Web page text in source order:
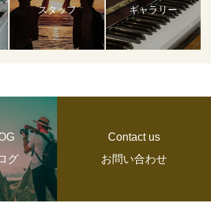
スタッフ ギャラリー
グ
Contact us
お問い合わせ